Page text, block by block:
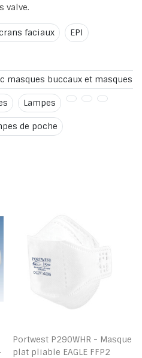
valve.
faciaux EPI
masques buccaux et masques
Lampes
de poche
Portwest P290WHR - Masque
plat pliable EAGLE FFP2